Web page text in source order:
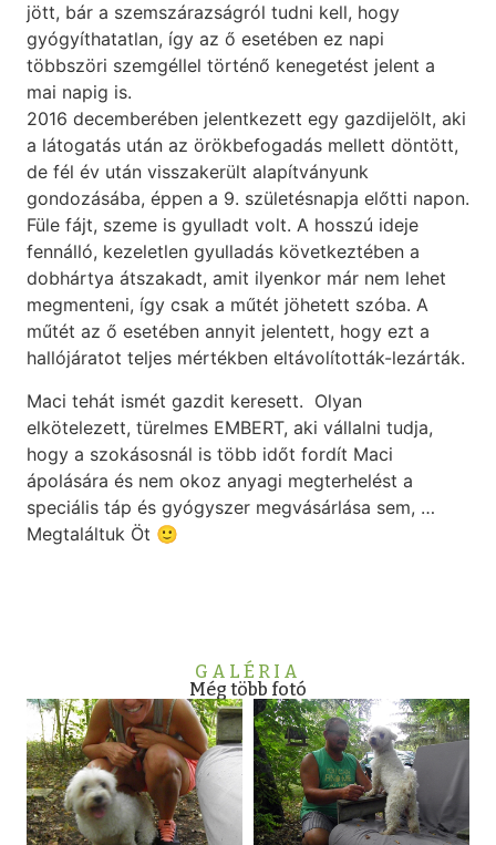
jött, bár a szemszárazságról tudni kell, hogy
gyógyíthatatlan, így az ő esetében ez napi
többszöri szemgéllel történő kenegetést jelent a
mai napig is.
2016 decemberében jelentkezett egy gazdijelölt, aki
a látogatás után az örökbefogadás mellett döntött,
de fél év után visszakerült alapítványunk
gondozásába, éppen a 9. születésnapja előtti napon.
Füle fájt, szeme is gyulladt volt. A hosszú ideje
fennálló, kezeletlen gyulladás következtében a
dobhártya átszakadt, amit ilyenkor már nem lehet
megmenteni, így csak a műtét jöhetett szóba. A
műtét az ő esetében annyit jelentett, hogy ezt a
hallójáratot teljes mértékben eltávolították-lezárták.
Maci tehát ismét gazdit keresett. Olyan
elkötelezett, türelmes EMBERT, aki vállalni tudja,
hogy a szokásosnál is több időt fordít Maci
ápolására és nem okoz anyagi megterhelést a
speciális táp és gyógyszer megvásárlása sem, …
Megtaláltuk Öt 🙂
GALÉRIA
Még több fotó